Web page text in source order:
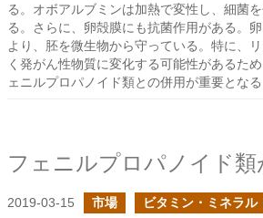
る。オボアルブミンは加熱で変性し、細菌
る。さらに、卵殻膜にも抗菌作用がある。
より、胚を微生物から守っている。特に、
く発がん性物質に変化する可能性があるた
ェニルプロパノイド類との併用が重要となる
2019-03-15 市場 ビタミン・ミネラル